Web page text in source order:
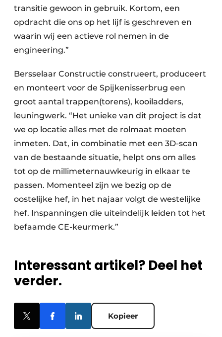
transitie gewoon in gebruik. Kortom, een
opdracht die ons op het lijf is geschreven en
waarin wij een actieve rol nemen in de
engineering.”
Bersselaar Constructie construeert, produceert
en monteert voor de Spijkenisserbrug een
groot aantal trappen(torens), kooiladders,
leuningwerk. “Het unieke van dit project is dat
we op locatie alles met de rolmaat moeten
inmeten. Dat, in combinatie met een 3D-scan
van de bestaande situatie, helpt ons om alles
tot op de millimeternauwkeurig in elkaar te
passen. Momenteel zijn we bezig op de
oostelijke hef, in het najaar volgt de westelijke
hef. Inspanningen die uiteindelijk leiden tot het
befaamde CE-keurmerk.”
Interessant artikel? Deel het
verder.
Kopieer